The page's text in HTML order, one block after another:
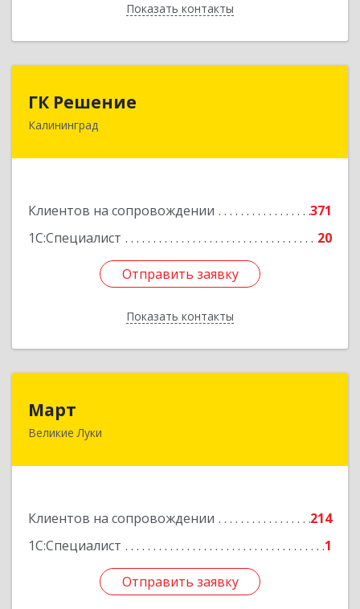
Показать контакты
Назад
ГК Решение
Калининград
Клиентов на сопровождении
371
1С:Специалист
20
Отправить заявку
Показать контакты
236038, Калининградская обл, Калининград г,
Отправить заявку
Назад
Март
Великие Луки
Клиентов на сопровождении
214
1С:Специалист
1
Отправить заявку
182113, Псковская обл, Великие Луки г,
Отправить заявку